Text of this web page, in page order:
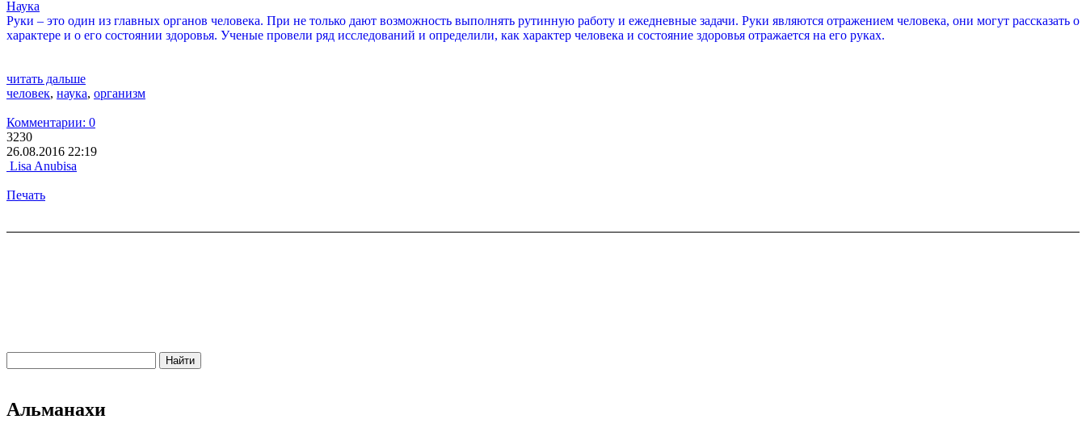
Наука
Руки – это один из главных органов человека. При не только дают возможность выполнять рутинную работу и ежедневные задачи. Руки являются отражением человека, они могут рассказать о
характере и о его состоянии здоровья. Ученые провели ряд исследований и определили, как характер человека и состояние здоровья отражается на его руках.
читать дальше
человек, наука, организм
Комментарии: 0
3230
26.08.2016 22:19
Lisa Anubisa
Печать
Альманахи